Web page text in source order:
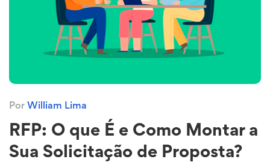
Por William Lima
RFP: O que É e Como Montar a
Sua Solicitação de Proposta?